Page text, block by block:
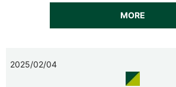
MORE
2025/02/04